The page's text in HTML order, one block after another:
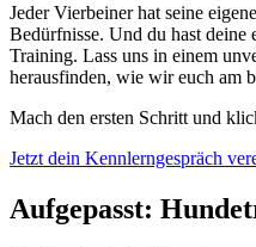
Jeder Vierbeiner hat seine
Bedürfnisse. Und du hast deine
Training. Lass uns in einem
herausfinden, wie wir euch am
Mach den ersten Schritt und
Jetzt dein Kennlerngespräch
Aufgepasst: